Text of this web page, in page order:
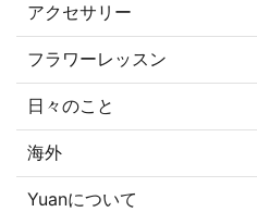
アクセサリー
フラワーレッスン
日々のこと
海外
Yuanについて